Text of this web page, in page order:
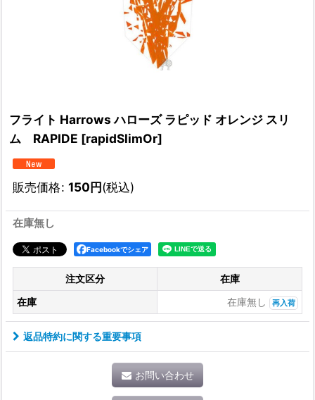
フライト Harrows ハローズ ラピッド オレンジ スリ
ム RAPIDE [rapidSlimOr]
販売価格: 150円(税込)
在庫無し
Facebookでシェア
注文区分
在庫
在庫
在庫無し 再入荷
返品特約に関する重要事項
お問い合わせ